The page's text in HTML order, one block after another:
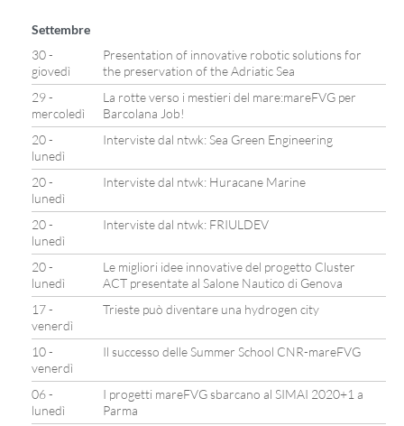
Settembre
30 -
giovedì
Presentation of innovative robotic solutions for
the preservation of the Adriatic Sea
29 -
mercoledì
La rotte verso i mestieri del mare:mareFVG per
Barcolana Job!
20 -
lunedì
Interviste dal ntwk: Sea Green Engineering
20 -
lunedì
Interviste dal ntwk: Huracane Marine
20 -
lunedì
Interviste dal ntwk: FRIULDEV
20 -
lunedì
Le migliori idee innovative del progetto Cluster
ACT presentate al Salone Nautico di Genova
17 -
venerdì
Trieste può diventare una hydrogen city
10 -
venerdì
Il successo delle Summer School CNR-mareFVG
06 -
lunedì
I progetti mareFVG sbarcano al SIMAI 2020+1 a
Parma